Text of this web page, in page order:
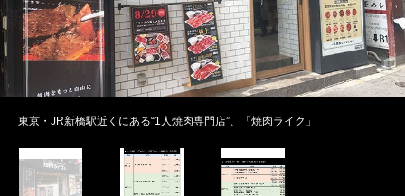
東京・JR新橋駅近くにある“1人焼肉専門店”、「焼肉ライク」